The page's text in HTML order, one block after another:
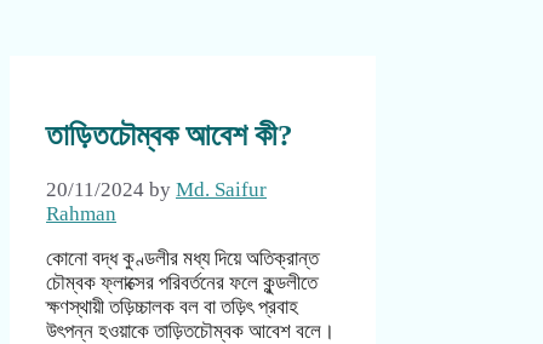
তাড়িতচৌম্বক আবেশ কী?
20/11/2024 by Md. Saifur
Rahman
কোনো বদ্ধ কুণ্ডলীর মধ্য দিয়ে অতিক্রান্ত
চৌম্বক ফ্লাক্সের পরিবর্তনের ফলে কুন্ডলীতে
ক্ষণস্থায়ী তড়িচ্চালক বল বা তড়িৎ প্রবাহ
উৎপন্ন হওয়াকে তাড়িতচৌম্বক আবেশ বলে।